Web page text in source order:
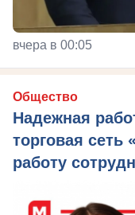
вчера в 00:05
Общество
Надежная
торговая сеть
работу